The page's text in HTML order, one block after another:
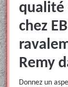
qualité
chez
Remy
Donnez un